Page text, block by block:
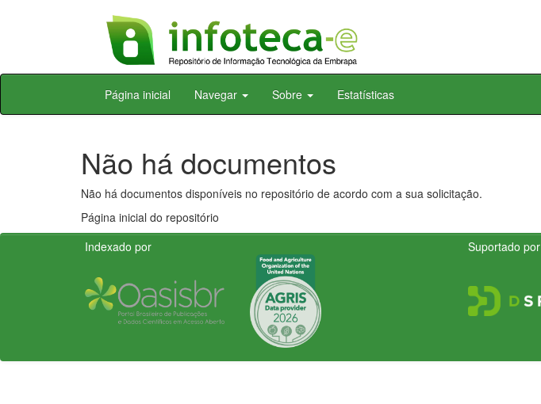
Skip
Página inicial Navegar Sobre Estatísticas
Não há documentos
Não há documentos disponíveis no repositório de acordo com a sua solicitação.
Página inicial do repositório
Indexado por
Suportado por